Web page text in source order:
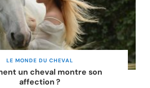
LE MONDE DU CHEVAL
un cheval montre son
affection ?